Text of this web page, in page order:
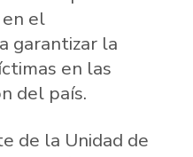
el
garantizar la
en las
del país.
de la Unidad de